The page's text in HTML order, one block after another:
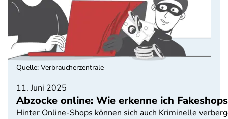
11. Juni 2025
Abzocke online: Wie erkenne ich
Hinter Online-Shops können sich auch Kriminelle
Quelle: Verbraucherzentrale